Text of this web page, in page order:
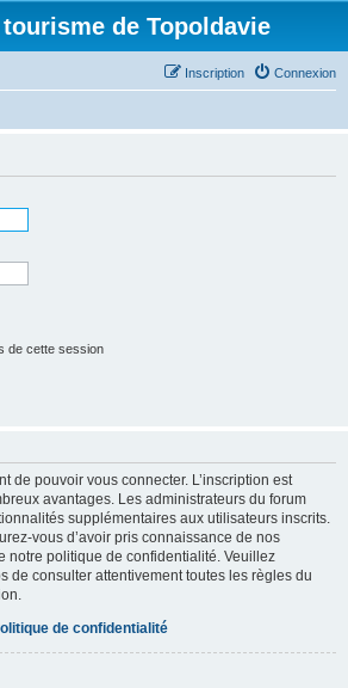
de Topoldavie
Connexion
Inscription
de cette session
de pouvoir vous connecter. L’inscription est
avantages. Les administrateurs du forum
supplémentaires aux utilisateurs inscrits.
vous d’avoir pris connaissance de nos
notre politique de confidentialité. Veuillez
de consulter attentivement toutes les règles du
de confidentialité